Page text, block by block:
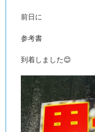
前日に
参考書
到着しました😊